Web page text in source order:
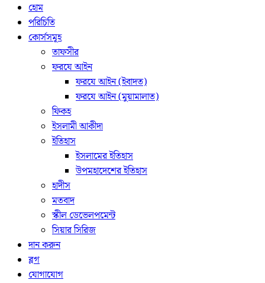
হোম
পরিচিতি
কোর্সসমূহ
তাফসীর
ফরযে আইন
ফরযে আইন (ইবাদত)
ফরযে আইন (মুয়ামালাত)
ফিকহ
ইসলামী আকীদা
ইতিহাস
ইসলামের ইতিহাস
উপমহাদেশের ইতিহাস
হাদীস
মতবাদ
স্কীল ডেভেলপমেন্ট
সিয়ার সিরিজ
দান করুন
ব্লগ
যোগাযোগ